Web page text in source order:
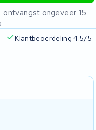
ongeveer 15
Klantbeoordeling 4.5/5